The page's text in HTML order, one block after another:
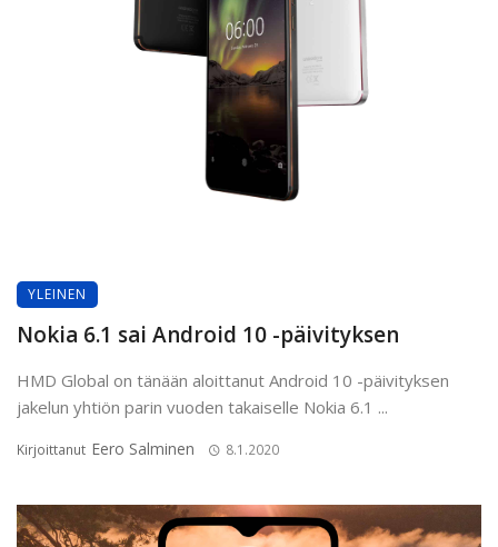
YLEINEN
Nokia 6.1 sai Android 10 -päivityksen
HMD Global on tänään aloittanut Android 10 -päivityksen
jakelun yhtiön parin vuoden takaiselle Nokia 6.1 ...
Kirjoittanut Eero Salminen 8.1.2020